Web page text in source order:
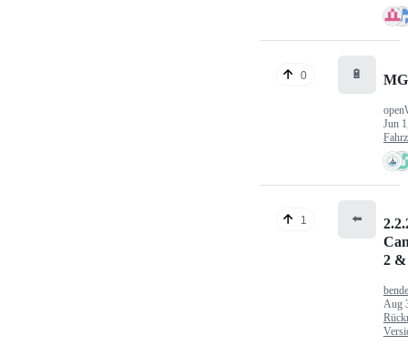
0 🔋
Jun
1 ⬅️
2 &
Aug